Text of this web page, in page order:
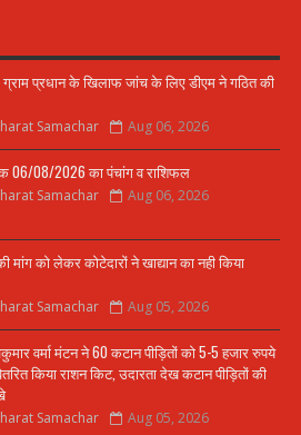
ग्राम प्रधान के खिलाफ जांच के लिए डीएम ने गठित की
Samachar Aug 06, 2026
06/08/2026 का पंचांग व राशिफल
Samachar Aug 06, 2026
मांग को लेकर कोटेदारों ने खाद्यान का नही किया
Samachar Aug 05, 2026
वर्मा मंटन ने 60 कटान पीड़ितों को 5-5 हजार रुपये
किया राशन किट, उदारता देख कटान पीड़ितों की
Samachar Aug 05, 2026